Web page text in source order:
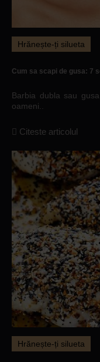
Hrănește-ți silueta
Cum sa scapi de gusa: 7
Barbia dubla sau
oameni..
Citeste articolul
Hrănește-ți silueta